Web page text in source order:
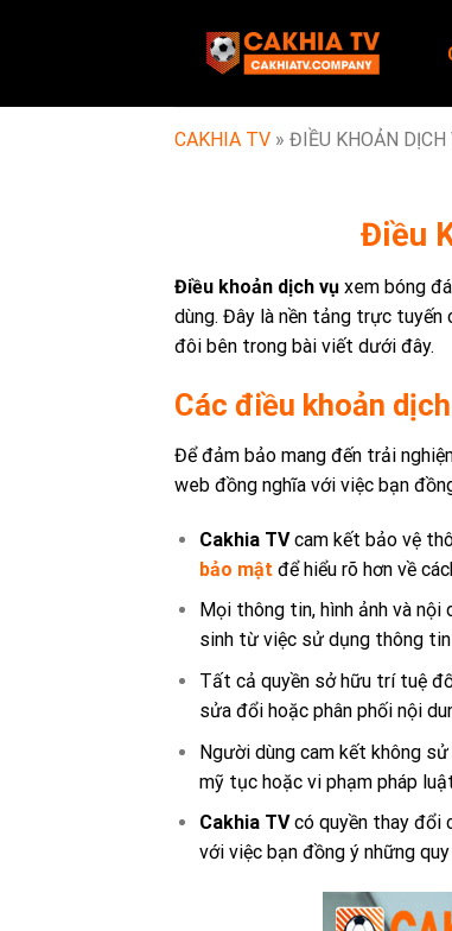
CAKHIA TV » ĐIỀU KHOẢN DỊCH
Điều
Điều khoản dịch vụ xem bóng
dùng. Đây là nền tảng trực tuyến
đôi bên trong bài viết dưới đây.
Các điều khoản
Để đảm bảo mang đến trải
web đồng nghĩa với việc bạn
Cakhia TVcam kết bảo vệ
bảo mật để hiểu rõ hơn về
Mọi thông tin, hình ảnh và
sinh từ việc sử dụng thông
Tất cả quyền sở hữu trí tuệ
sửa đổi hoặc phân phối nội
Người dùng cam kết không
mỹ tục hoặc vi phạm pháp
Cakhia TVcó quyền thay đổi
với việc bạn đồng ý những